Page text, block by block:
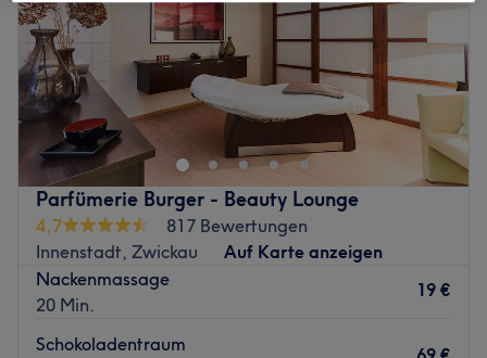
Parfümerie Burger - Beauty Lounge
4,7
817 Bewertungen
Innenstadt, Zwickau
Auf Karte anzeigen
Nackenmassage
20 Min.
19 €
Schokoladentraum